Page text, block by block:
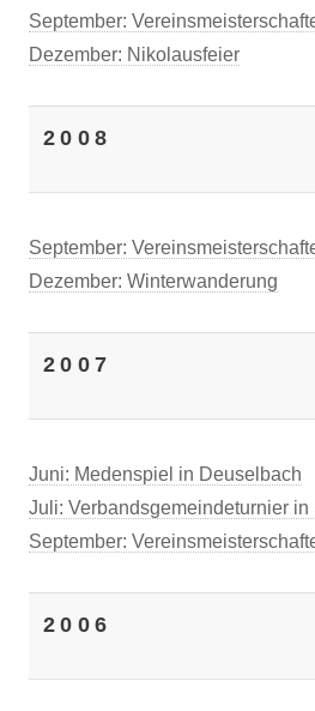
September:
Dezember: Nikolausfeier
2008
September:
Dezember: Winterwanderung
2007
Juni: Medenspiel in Deuselbach
Juli: Verbandsgemeindeturnier
September:
2006